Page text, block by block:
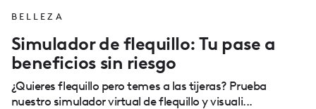
BELLEZA
Simulador de flequillo: Tu pase a
beneficios sin riesgo
¿Quieres flequillo pero temes a las tijeras? Prueba
nuestro simulador virtual de flequillo y visuali...